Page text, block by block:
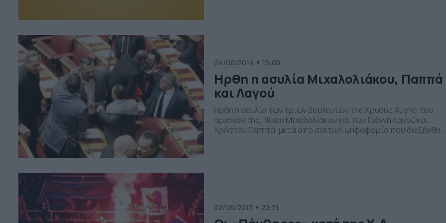
04/06/2014 15:05
Ηρθη η ασυλία Μιχαλολιάκου, Παππά
και Λαγού
Ηρθη η ασυλία των τριών βουλευτών της Χρυσής Αυγής, του
αρχηγού της, Νίκου Μιχαλολιάκου και των Γιάννη Λαγού και
Χρήστου Παππά, μετά από σχετική ψηφοφορία που διεξήχθη
02/06/2013 22:31